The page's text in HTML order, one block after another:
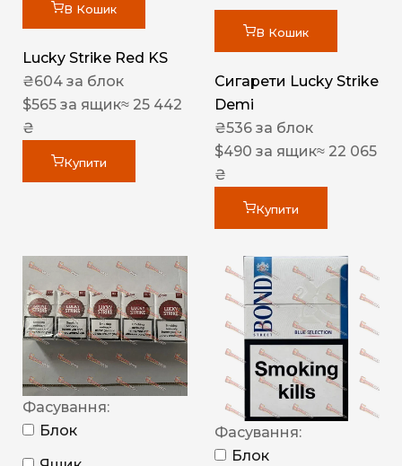
В Кошик
Lucky Strike Red KS
₴604 за блок
$565 за ящик≈ 25 442
₴
Купити
В Кошик
Сигарети Lucky Strike
Demi
₴536 за блок
$490 за ящик≈ 22 065
₴
Купити
Фасування:
Блок
Фасування:
Блок